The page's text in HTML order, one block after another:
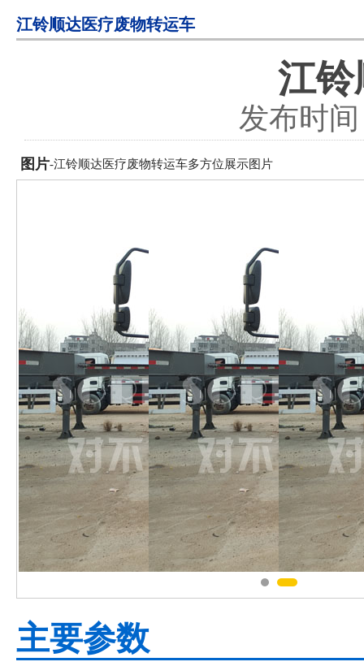
江铃顺达医疗废物转运车
江铃
发布时
图片-江铃顺达医疗废物转运车多方位展示图片
主要参数